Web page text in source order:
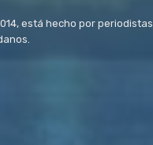
está hecho por periodistas